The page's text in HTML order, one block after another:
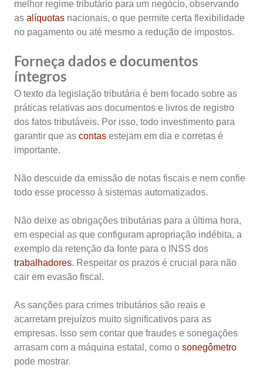
melhor regime tributário para um negócio, observando
as alíquotas nacionais, o que permite certa flexibilidade
no pagamento ou até mesmo a redução de impostos.
Forneça dados e documentos
íntegros
O texto da legislação tributária é bem focado sobre as
práticas relativas aos documentos e livros de registro
dos fatos tributáveis. Por isso, todo investimento para
garantir que as contas estejam em dia e corretas é
importante.
Não descuide da emissão de notas fiscais e nem confie
todo esse processo à sistemas automatizados.
Não deixe as obrigações tributárias para a última hora,
em especial as que configuram apropriação indébita, a
exemplo da retenção da fonte para o INSS dos
trabalhadores. Respeitar os prazos é crucial para não
cair em evasão fiscal.
As sanções para crimes tributários são reais e
acarretam prejuízos muito significativos para as
empresas. Isso sem contar que fraudes e sonegações
arrasam com a máquina estatal, como o sonegômetro
pode mostrar.